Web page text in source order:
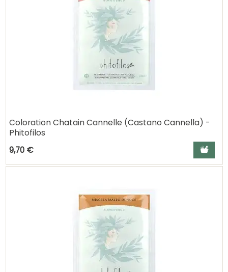
Coloration Chatain Cannelle (Castano Cannella) -
Phitofilos
9,70 €
Ajouter